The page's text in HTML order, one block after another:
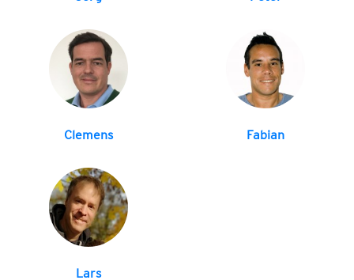
Clemens Fabian
Lars